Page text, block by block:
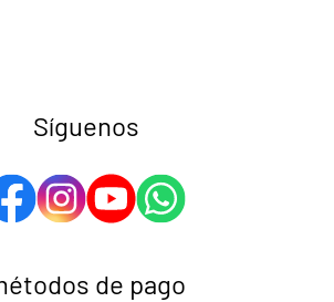
Síguenos
de pago